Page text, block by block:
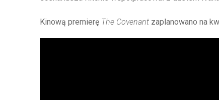
Kinową premierę The Covenantzaplanowano na